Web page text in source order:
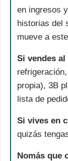
en ingresos
historias del
mueve a
Si vendes
propia), 3B
lista de
Si vives en
quizás
Nomás que